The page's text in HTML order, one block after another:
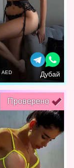
AED Дубай
Проверено